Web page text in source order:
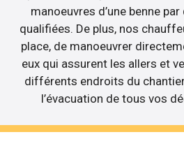
manoeuvres d’une benne
qualifiées. De plus, nos
place, de manoeuvrer
eux qui assurent les allers et
différents endroits du
l’évacuation de tous vos